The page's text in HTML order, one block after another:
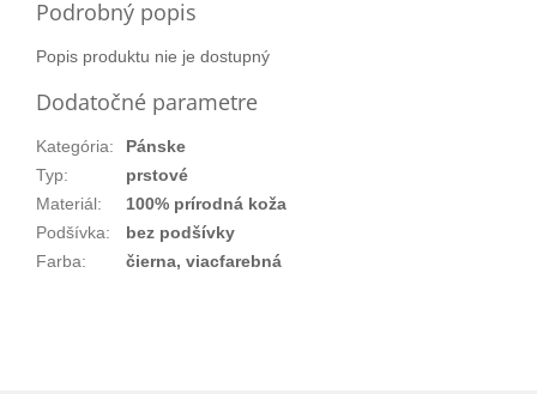
Podrobný popis
Popis produktu nie je dostupný
Dodatočné parametre
Kategória:
Pánske
Typ:
prstové
Materiál:
100% prírodná koža
Podšívka:
bez podšívky
Farba: čierna, viacfarebná